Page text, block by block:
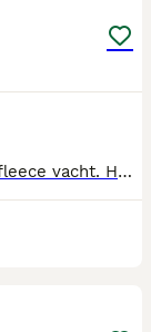
vader is een australian doodle met wavy fleece vacht. HD. heupen en patella luxatie en ellebogen getest. embark getest op erfelijke factoren en goed bevonden. Moeder is een labradoodle met currly vacht. beide hebben een super lief karakter. de pups worden in huiselijke kring opgevoed. kleur rood abrikoos en zwart. de pups zijn hypoallegeen, f5. Verharen niet, sociaal en leergierig. Ze worden waarschijnlijk tussen de 36 en 43 cm hoog . Bij interesse mag je me appen en kan ik evt. een filmpje sturen. 0655723712